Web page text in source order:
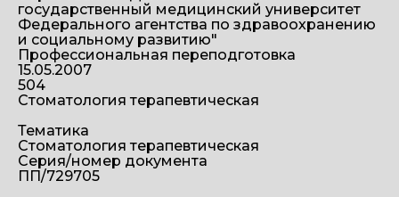
государственный медицинский университет
Федерального агентства по здравоохранению
и социальному развитию"
Профессиональная переподготовка
15.05.2007
504
Стоматология терапевтическая
Тематика
Стоматология терапевтическая
Серия/номер документа
ПП/729705